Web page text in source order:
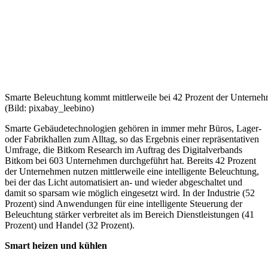
Smarte Beleuchtung kommt mittlerweile bei 42 Prozent der
(Bild: pixabay_leebino)
Smarte Gebäudetechnologien gehören in immer mehr Büros, Lager-
oder Fabrikhallen zum Alltag, so das Ergebnis einer repräsentativen
Umfrage, die Bitkom Research im Auftrag des Digitalverbands
Bitkom bei 603 Unternehmen durchgeführt hat. Bereits 42 Prozent
der Unternehmen nutzen mittlerweile eine intelligente Beleuchtung,
bei der das Licht automatisiert an- und wieder abgeschaltet und
damit so sparsam wie möglich eingesetzt wird. In der Industrie (52
Prozent) sind Anwendungen für eine intelligente Steuerung der
Beleuchtung stärker verbreitet als im Bereich Dienstleistungen (41
Prozent) und Handel (32 Prozent).
Smart heizen und kühlen